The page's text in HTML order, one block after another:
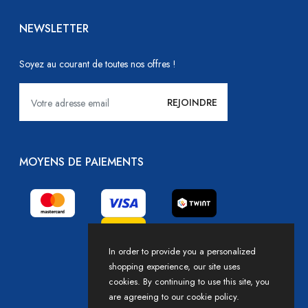
NEWSLETTER
Soyez au courant de toutes nos offres !
MOYENS DE PAIEMENTS
In order to provide you a personalized
shopping experience, our site uses
cookies. By continuing to use this site, you
are agreeing to our cookie policy.